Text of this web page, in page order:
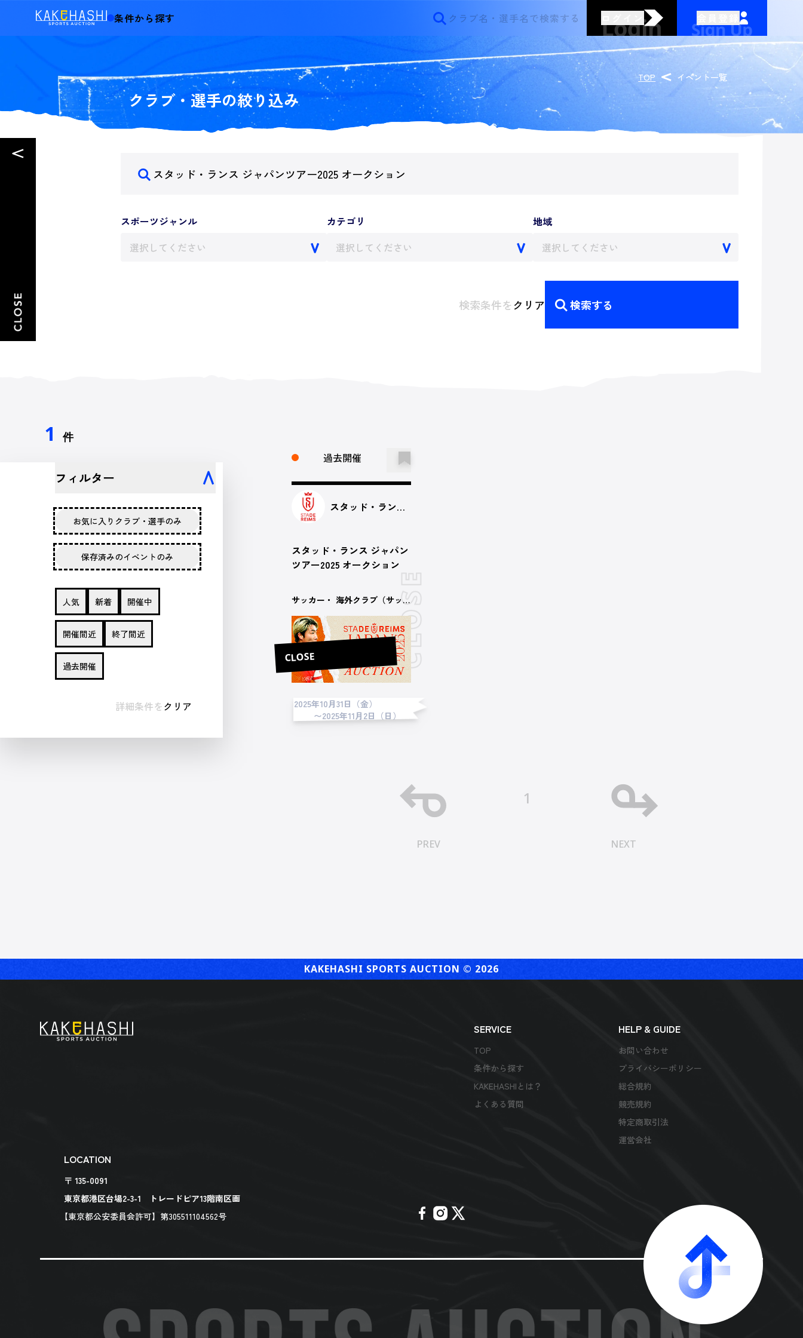
条件から探す
クラブ・選手の絞り込み
TOP イベント一覧
スポーツジャンル
選択してください
カテゴリ
選択してください
地域
選択してください
検索条件をクリア 検索する
1 件
フィルター
お気に入りクラブ・選手のみ
保存済みのイベントのみ
人気 新着 開催中
開催間近 終了間近
過去開催
詳細条件をクリア
CLOSE
過去開催
スタッド・ランス ジャパンツアー2025
スタッド・ランス ジャパン
ツアー2025 オークション
サッカー・ 海外クラブ（サッカー）
2025年10月31日（金）
〜2025年11月2日（日）
PREV
1
NEXT
KAKEHASHI SPORTS AUCTION ©︎ 2026
SERVICE
TOP
条件から探す
KAKEHASHIとは？
よくある質問
HELP & GUIDE
お問い合わせ
プライバシーポリシー
総合規約
競売規約
特定商取引法
運営会社
LOCATION
〒 135-0091
東京都港区台場2-3-1 トレードピア13階南区画
【東京都公安委員会許可】第305511104562号